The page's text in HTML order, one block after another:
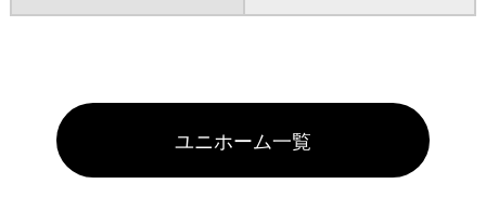
ユニホーム一覧